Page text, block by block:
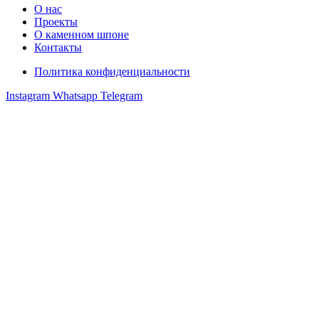
О нас
Проекты
О каменном шпоне
Контакты
Политика конфиденциальности
Instagram Whatsapp Telegram